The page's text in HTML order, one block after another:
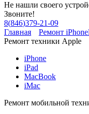
Не нашли своего
Звоните!
8(846)379-21-09
Главная
Ремонт iPhone
Ремонт техники Apple
iPhone
iPad
MacBook
iMac
Ремонт мобильной